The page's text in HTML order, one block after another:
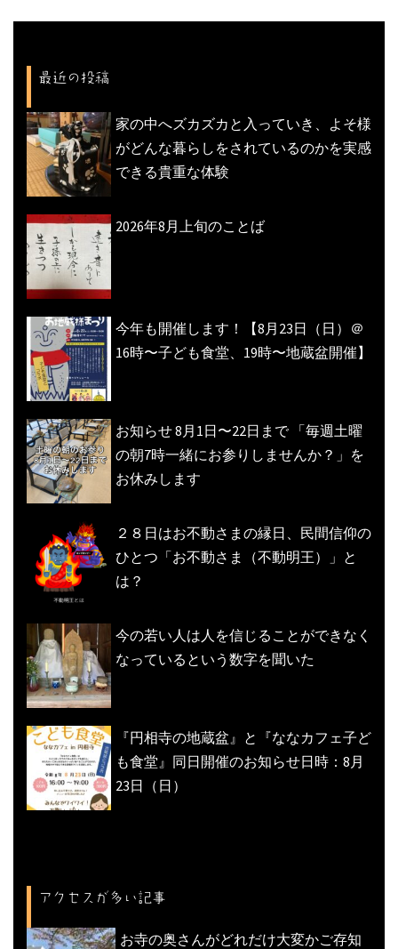
ョ
最近の投稿
家の中へズカズカと入っていき、よそ様
がどんな暮らしをされているのかを実感
できる貴重な体験
2026年8月上旬のことば
今年も開催します！【8月23日（日）＠
16時〜子ども食堂、19時〜地蔵盆開催】
お知らせ 8月1日〜22日まで 「毎週土曜
の朝7時一緒にお参りしませんか？」を
お休みします
２８日はお不動さまの縁日、民間信仰の
ひとつ「お不動さま（不動明王）」と
は？
今の若い人は人を信じることができなく
なっているという数字を聞いた
『円相寺の地蔵盆』と『ななカフェ子ど
も食堂』同日開催のお知らせ日時：8月
23日（日）
アクセスが多い記事
お寺の奥さんがどれだけ大変かご存知